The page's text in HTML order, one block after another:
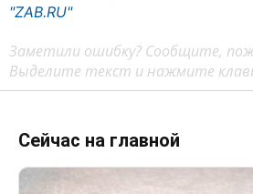
"ZAB.RU"
Заметили ошибку? Сообщите,
Выделите текст и нажмите
Сейчас на главной